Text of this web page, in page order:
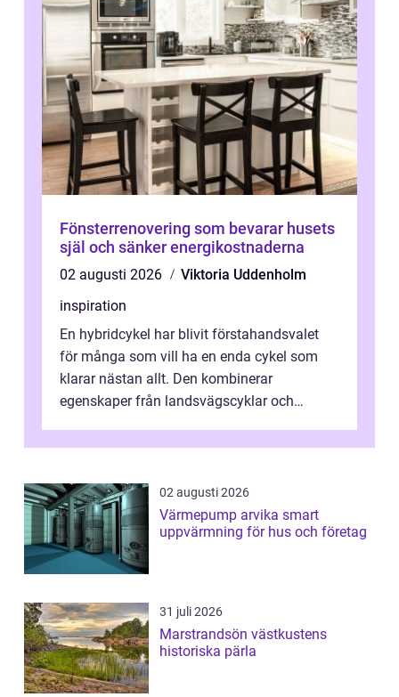
Fönsterrenovering som bevarar husets
själ och sänker energikostnaderna
02 augusti 2026
Viktoria Uddenholm
inspiration
En hybridcykel har blivit förstahandsvalet
för många som vill ha en enda cykel som
klarar nästan allt. Den kombinerar
egenskaper från landsvägscyklar och
02 augusti 2026
Värmepump arvika smart
uppvärmning för hus och företag
31 juli 2026
Marstrandsön västkustens
historiska pärla